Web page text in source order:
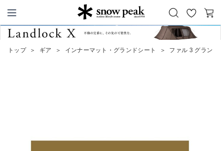
Snow Peak
お
気
カ
トップ ＞ ギア ＞ インナーマット・グランドシート ＞ ファル 3 グランド